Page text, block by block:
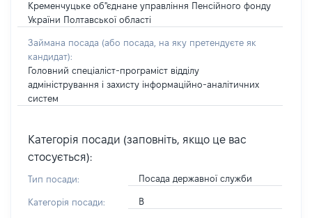
Кременчуцьке об"єднане управління Пенсійного фонду
України Полтавської області
Займана посада (або посада, на яку претендуєте як
кандидат):
Головний спеціаліст-програміст відділу
адміністрування і захисту інформаційно-аналітичних
систем
Категорія посади (заповніть, якщо це вас
стосується):
Тип посади: Посада державної служби
Категорія посади: В